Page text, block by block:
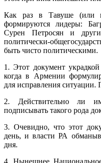
Как раз в Тавуше (или
формируются лидеры:
Сурен Петросян и
политически-
быть чисто политическими.
1. Этот документ
когда в Армении
для исправления ситуации.
2. Действительно ли
подписывать такого рода
3. Очевидно, что этот
день, и власти РА
дня.